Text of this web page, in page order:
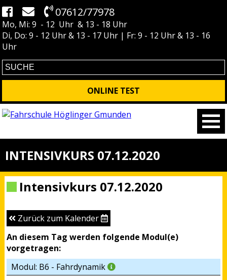
07612/77978
Mo, Mi: 9 - 12 Uhr & 13 - 18 Uhr
Di, Do: 9 - 12 Uhr & 13 - 17 Uhr | Fr: 9 - 12 Uhr & 13 - 16
Uhr
ONLINE TEST
INTENSIVKURS 07.12.2020
Intensivkurs 07.12.2020
Zurück zum Kalender
An diesem Tag werden folgende Modul(e)
vorgetragen:
Modul: B6 - Fahrdynamik